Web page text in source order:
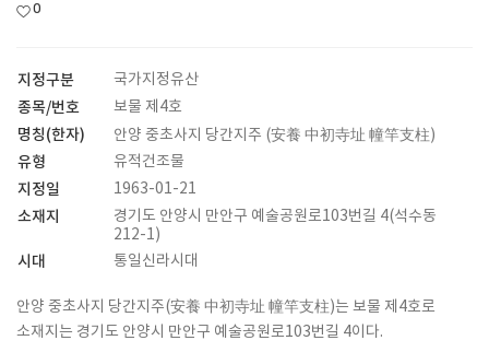
0
지정구분 국가지정유산
종목/번호 보물 제4호
명칭(한자) 안양 중초사지 당간지주 (安養 中初寺址 幢竿支柱)
유형 유적건조물
지정일 1963-01-21
소재지
경기도 안양시 만안구 예술공원로103번길 4(석수동
212-1)
시대 통일신라시대
안양 중초사지 당간지주(安養 中初寺址 幢竿支柱)는 보물 제4호로
소재지는 경기도 안양시 만안구 예술공원로103번길 4이다.